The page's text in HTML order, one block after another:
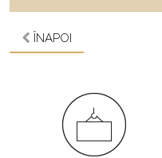
ÎNAPOI